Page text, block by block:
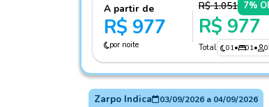
A partir de
R$ 977
por noite
R$ 1.051 7%
R$ 977
Total 01• 01•
Zarpo Indica 03/09/2026a 04/09/2026